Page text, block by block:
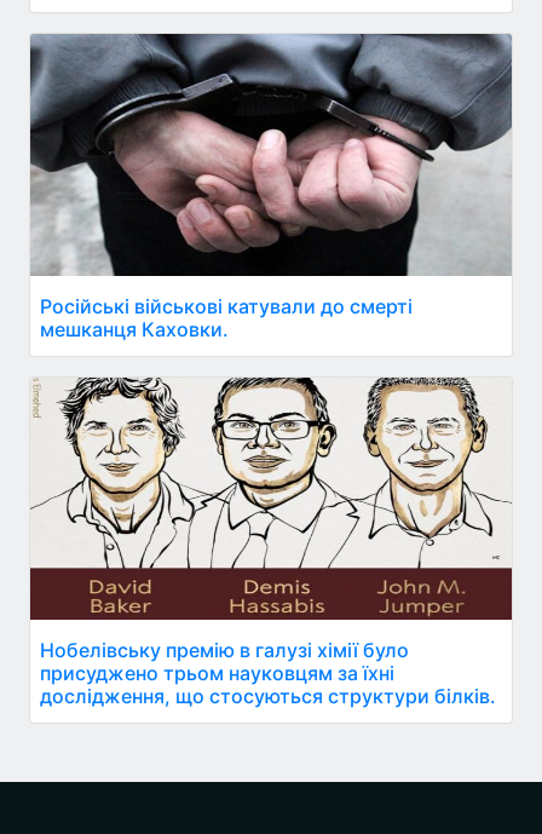
Російські військові катували до смерті
мешканця Каховки.
Нобелівську премію в галузі хімії було
присуджено трьом науковцям за їхні
дослідження, що стосуються структури білків.